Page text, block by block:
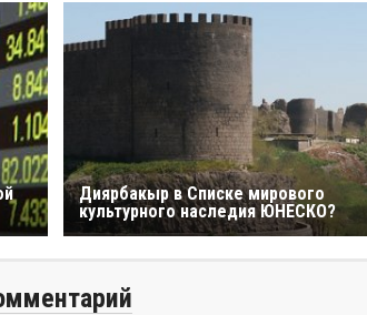
Диярбакыр в Списке мирового
культурного наследия ЮНЕСКО?